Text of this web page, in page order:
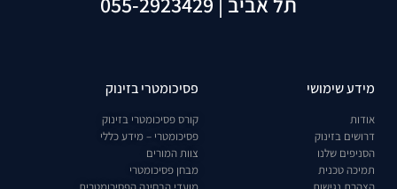
מידע שימושי
אודות
דרושים בזינוק
הסניפים שלנו
תמיכה טכנית
פסיכומטרי בזינוק
קורס פסיכומטרי בזינוק
פסיכומטרי – מידע כללי
צוות המורים
מבחן פסיכומטרי